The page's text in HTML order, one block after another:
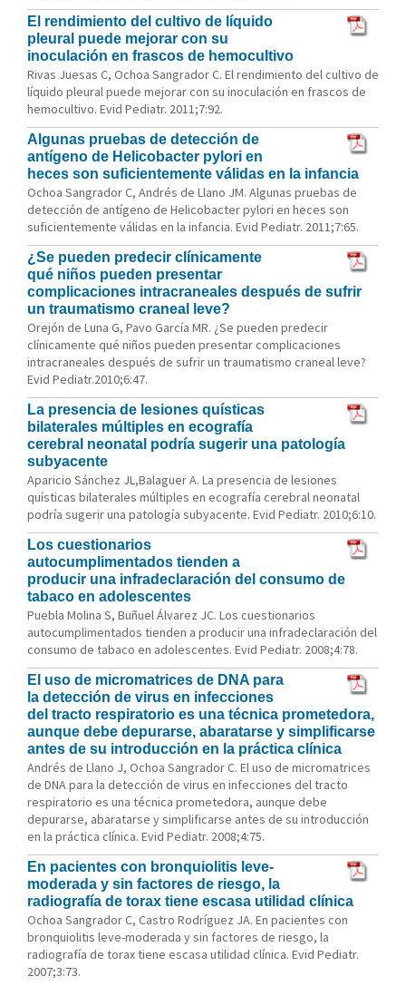
El rendimiento del cultivo de líquido
pleural puede mejorar con su
inoculación en frascos de hemocultivo
Rivas Juesas C, Ochoa Sangrador C. El rendimiento del cultivo de
líquido pleural puede mejorar con su inoculación en frascos de
hemocultivo. Evid Pediatr. 2011;7:92.
Algunas pruebas de detección de
antígeno de Helicobacter pylori en
heces son suficientemente válidas en la infancia
Ochoa Sangrador C, Andrés de Llano JM. Algunas pruebas de
detección de antígeno de Helicobacter pylori en heces son
suficientemente válidas en la infancia. Evid Pediatr. 2011;7:65.
¿Se pueden predecir clínicamente
qué niños pueden presentar
complicaciones intracraneales después de sufrir
un traumatismo craneal leve?
Orejón de Luna G, Pavo García MR. ¿Se pueden predecir
clínicamente qué niños pueden presentar complicaciones
intracraneales después de sufrir un traumatismo craneal leve?
Evid Pediatr.2010;6:47.
La presencia de lesiones quísticas
bilaterales múltiples en ecografía
cerebral neonatal podría sugerir una patología
subyacente
Aparicio Sánchez JL,Balaguer A. La presencia de lesiones
quísticas bilaterales múltiples en ecografía cerebral neonatal
podría sugerir una patología subyacente. Evid Pediatr. 2010;6:10.
Los cuestionarios
autocumplimentados tienden a
producir una infradeclaración del consumo de
tabaco en adolescentes
Puebla Molina S, Buñuel Álvarez JC. Los cuestionarios
autocumplimentados tienden a producir una infradeclaración del
consumo de tabaco en adolescentes. Evid Pediatr. 2008;4:78.
El uso de micromatrices de DNA para
la detección de virus en infecciones
del tracto respiratorio es una técnica prometedora,
aunque debe depurarse, abaratarse y simplificarse
antes de su introducción en la práctica clínica
Andrés de Llano J, Ochoa Sangrador C. El uso de micromatrices
de DNA para la detección de virus en infecciones del tracto
respiratorio es una técnica prometedora, aunque debe
depurarse, abaratarse y simplificarse antes de su introducción
en la práctica clínica. Evid Pediatr. 2008;4:75.
En pacientes con bronquiolitis leve-
moderada y sin factores de riesgo, la
radiografía de torax tiene escasa utilidad clínica
Ochoa Sangrador C, Castro Rodríguez JA. En pacientes con
bronquiolitis leve-moderada y sin factores de riesgo, la
radiografía de torax tiene escasa utilidad clínica. Evid Pediatr.
2007;3:73.